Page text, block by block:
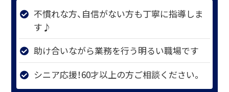
不慣れな方、自信がない方も丁寧に指導しま
す♪
助け合いながら業務を行う明るい職場です
シニア応援！60才以上の方ご相談ください。